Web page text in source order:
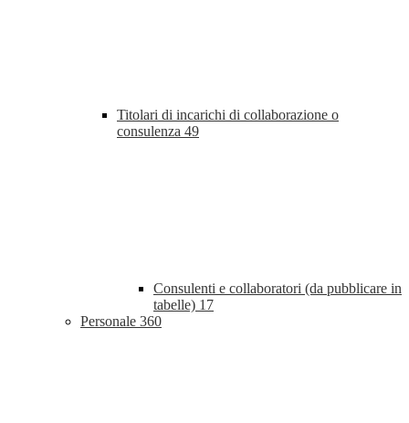
Titolari di incarichi di collaborazione o
consulenza 49
Consulenti e collaboratori (da pubblicare in
tabelle) 17
Personale 360